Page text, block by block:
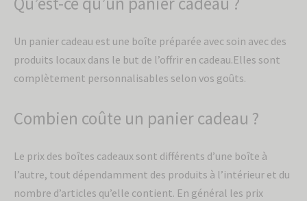
Un panier cadeau est une boîte préparée avec soin avec des
produits locaux dans le but de l’offrir en cadeau.Elles sont
complètement personnalisables selon vos goûts.
Combien coûte un panier cadeau ?
Le prix des boîtes cadeaux sont différents d’une boîte à
l’autre, tout dépendamment des produits à l’intérieur et du
nombre d’articles qu’elle contient. En général les prix